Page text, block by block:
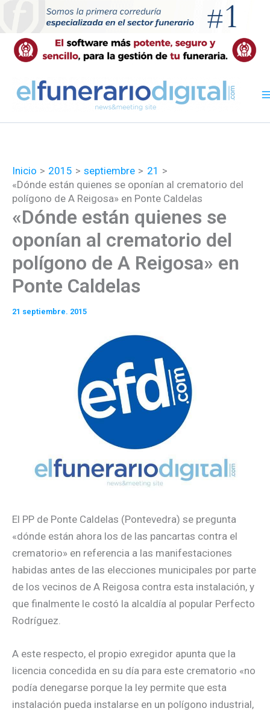
contenido
Inicio 2015 septiembre
21
«Dónde están quienes se oponían al crematorio del
polígono de A Reigosa» en Ponte Caldelas
«Dónde están quienes se
oponían al crematorio del
polígono de A Reigosa» en
Ponte Caldelas
21 septiembre. 2015
El PP de Ponte Caldelas (Pontevedra) se pregunta
«dónde están ahora los de las pancartas contra el
crematorio» en referencia a las manifestaciones
habidas antes de las elecciones municipales por parte
de los vecinos de A Reigosa contra esta instalación, y
que finalmente le costó la alcaldía al popular Perfecto
Rodríguez.
A este respecto, el propio exregidor apunta que la
licencia concedida en su día para este crematorio «no
podía denegarse porque la ley permite que esta
instalación pueda instalarse en un polígono industrial,